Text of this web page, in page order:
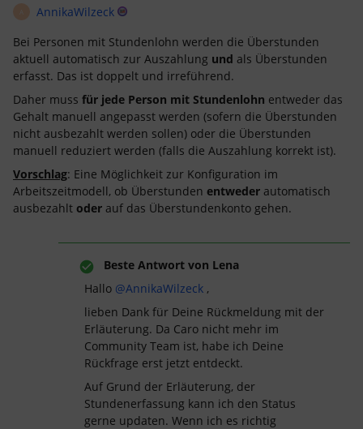
AnnikaWilzeck
Bei Personen mit Stundenlohn werden die Überstunden
aktuell automatisch zur Auszahlung und als Überstunden
erfasst. Das ist doppelt und irreführend.
Daher muss für jede Person mit Stundenlohn entweder das
Gehalt manuell angepasst werden (sofern die Überstunden
nicht ausbezahlt werden sollen) oder die Überstunden
manuell reduziert werden (falls die Auszahlung korrekt ist).
Vorschlag: Eine Möglichkeit zur Konfiguration im
Arbeitszeitmodell, ob Überstunden entweder automatisch
ausbezahlt oder auf das Überstundenkonto gehen.
Beste Antwort von Lena
Hallo @AnnikaWilzeck ,
lieben Dank für Deine Rückmeldung mit der
Erläuterung. Da Caro nicht mehr im
Community Team ist, habe ich Deine
Rückfrage erst jetzt entdeckt.
Auf Grund der Erläuterung, der
Stundenerfassung kann ich den Status
gerne updaten. Wenn ich es richtig